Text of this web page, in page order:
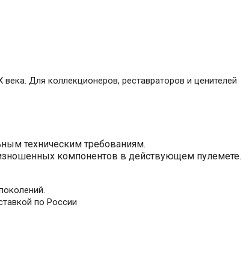
Для коллекционеров, реставраторов и ценителей
техническим требованиям.
компонентов в действующем пулемете.
по России